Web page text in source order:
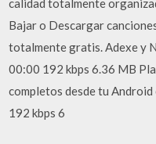
Bajar o Descargar
totalmente gratis. Adexe y
00:00 192 kbps 6.36 MB
completos desde tu
192 kbps 6